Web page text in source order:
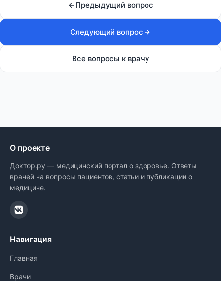
Предыдущий вопрос
Следующий вопрос
Все вопросы к врачу
О проекте
Доктор.ру — медицинский портал о здоровье. Ответы
врачей на вопросы пациентов, статьи и публикации о
медицине.
Навигация
Главная
Врачи